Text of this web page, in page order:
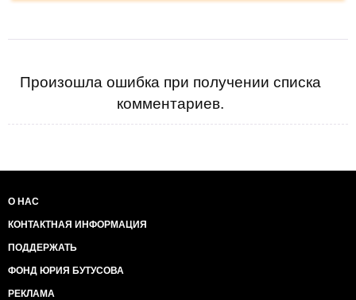
Произошла ошибка при получении списка
комментариев.
О НАС
КОНТАКТНАЯ ИНФОРМАЦИЯ
ПОДДЕРЖАТЬ
ФОНД ЮРИЯ БУТУСОВА
РЕКЛАМА